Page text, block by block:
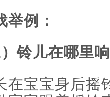
例：
儿在哪里响
宝宝身后摇